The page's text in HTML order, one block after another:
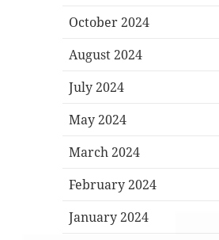
October 2024
August 2024
July 2024
May 2024
March 2024
February 2024
January 2024